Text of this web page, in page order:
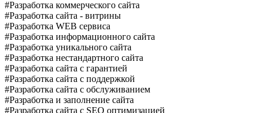
#Разработка коммерческого сайта
#Разработка сайта - витрины
#Разработка WEB сервиса
#Разработка информационного сайта
#Разработка уникального сайта
#Разработка нестандартного сайта
#Разработка сайта с гарантией
#Разработка сайта с поддержкой
#Разработка сайта с обслуживанием
#Разработка и заполнение сайта
#Разработка сайта с SEO оптимизацией